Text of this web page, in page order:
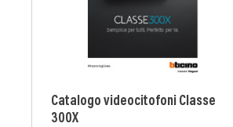
Catalogo videocitofoni Classe
300X